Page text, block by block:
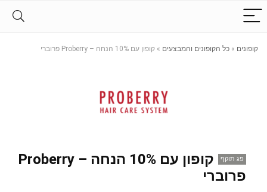
קופונים » כל הקופונים והמבצעים » קופון עם 10% הנחה – Proberry פרוברי
פג תוקף
קופון עם 10% הנחה – Proberry
פרוברי